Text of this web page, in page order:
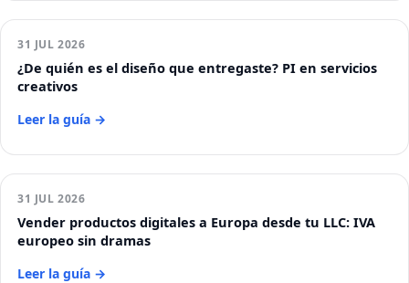
31 JUL 2026
¿De quién es el diseño que entregaste? PI en servicios
creativos
Leer la guía →
31 JUL 2026
Vender productos digitales a Europa desde tu LLC: IVA
europeo sin dramas
Leer la guía →